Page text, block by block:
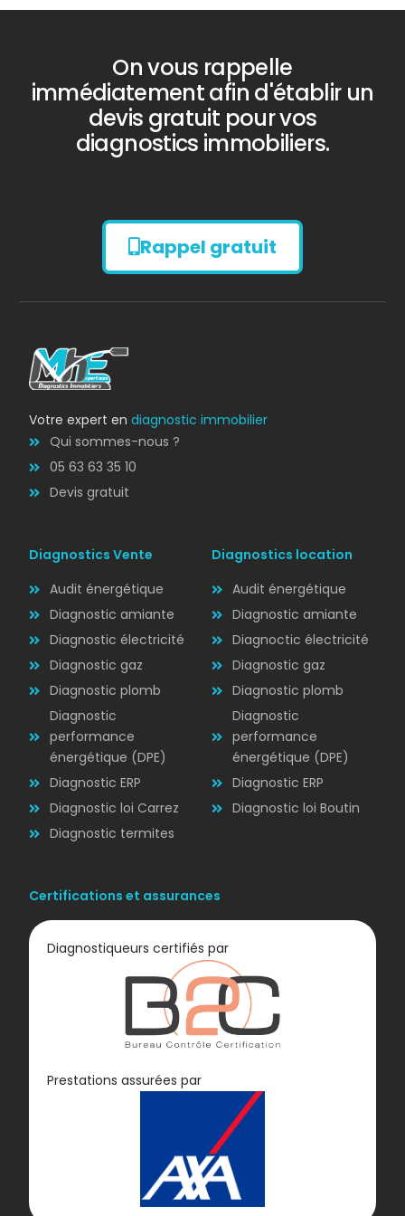
Diagnostic
AMIANTE
Diagnostic
ÉLECTRICITÉ
Diagnostic
On vous rappelle
immédiatement afin d'établir un
devis gratuit pour vos
diagnostics immobiliers.
Rappel gratuit
Votre expert endiagnostic immobilier
Qui sommes-nous ?
05 63 63 35 10
Devis gratuit
Diagnostics Vente
Audit énergétique
Diagnostic amiante
Diagnostic électricité
Diagnostic gaz
Diagnostic plomb
Diagnostic
performance
énergétique (DPE)
Diagnostic ERP
Diagnostic loi Carrez
Diagnostic termites
Diagnostics location
Audit énergétique
Diagnostic amiante
Diagnoctic électricité
Diagnostic gaz
Diagnostic plomb
Diagnostic
performance
énergétique (DPE)
Diagnostic ERP
Diagnostic loi Boutin
Certifications et assurances
Diagnostiqueurs certifiés par
Prestations assurées par